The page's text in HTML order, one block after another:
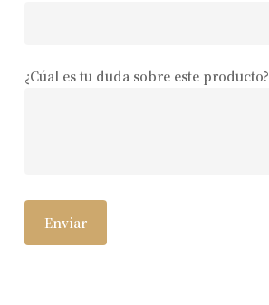
¿Cúal es tu duda sobre este producto?